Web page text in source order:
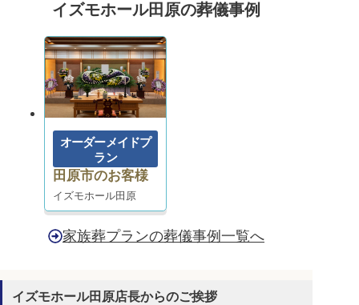
イズモホール田原の葬儀事例
オーダーメイドプ
ラン
田原市のお客様
イズモホール田原
家族葬プランの葬儀事例一覧へ
イズモホール田原店長からのご挨拶